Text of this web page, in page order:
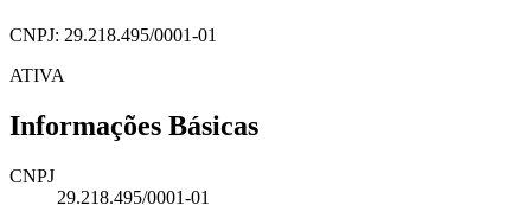
CNPJ: 29.218.495/0001-01
ATIVA
Informações Básicas
CNPJ
29.218.495/0001-01